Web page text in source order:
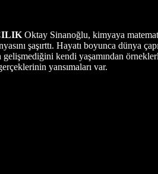
Oktay Sinanoğlu, kimyaya
şaşırttı. Hayatı boyunca dünya
kendi yaşamından
yansımaları var.